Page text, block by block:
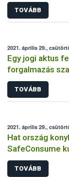
TOVÁBB
2021. április 29.,
Egy jogi aktus
forgalmazás
TOVÁBB
2021. április 29.,
Hat ország
SafeConsume
TOVÁBB